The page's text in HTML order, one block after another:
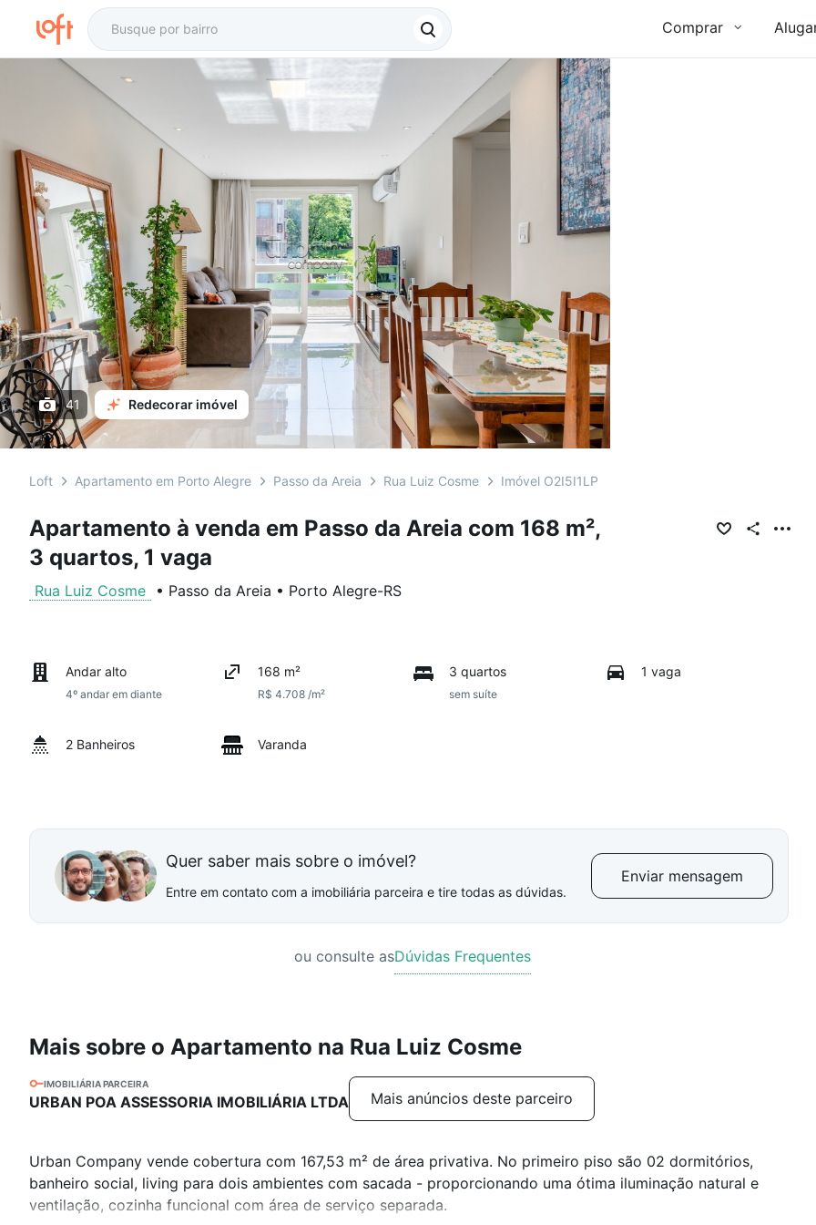
Comprar
41 Redecorar imóvel
Loft Apartamento em Porto Alegre Passo da Areia Rua Luiz Cosme Imóvel O2I5I1LP
Apartamento à venda em Passo da Areia com 168 m²,
3 quartos, 1 vaga
Rua Luiz Cosme • Passo da Areia • Porto Alegre-RS
Andar alto
4º andar em diante
168 m²
R$ 4.708 /m²
3 quartos
sem suíte
1 vaga
2 Banheiros Varanda
Quer saber mais sobre o imóvel?
Entre em contato com a imobiliária parceira e tire todas as dúvidas.
Enviar mensagem
ou consulte asDúvidas Frequentes
Mais sobre o Apartamento na Rua Luiz Cosme
IMOBILIÁRIA PARCEIRA
URBAN POA ASSESSORIA IMOBILIÁRIA LTDA Mais anúncios deste parceiro
Urban Company vende cobertura com 167,53 m² de área privativa. No primeiro piso são 02 dormitórios,
banheiro social, living para dois ambientes com sacada - proporcionando uma ótima iluminação natural e
ventilação, cozinha funcional com área de serviço separada.